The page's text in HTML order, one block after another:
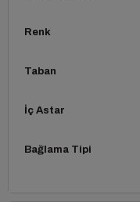
Renk
Taban
İç Astar
Bağlama Tipi